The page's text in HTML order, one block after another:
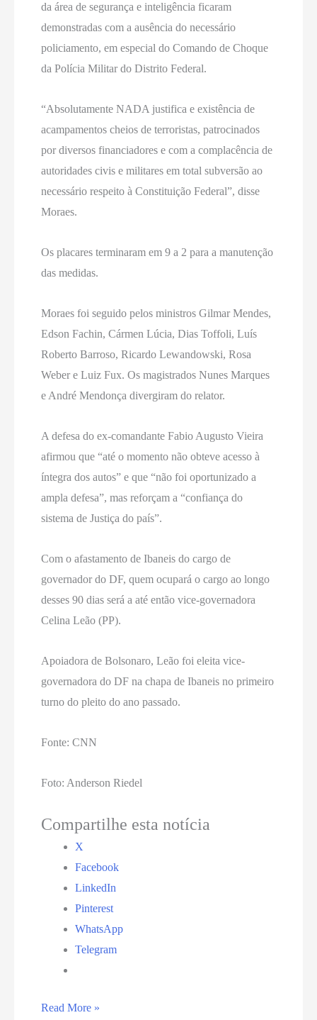
da área de segurança e inteligência ficaram
demonstradas com a ausência do necessário
policiamento, em especial do Comando de Choque
da Polícia Militar do Distrito Federal.
“Absolutamente NADA justifica e existência de
acampamentos cheios de terroristas, patrocinados
por diversos financiadores e com a complacência de
autoridades civis e militares em total subversão ao
necessário respeito à Constituição Federal”, disse
Moraes.
Os placares terminaram em 9 a 2 para a manutenção
das medidas.
Moraes foi seguido pelos ministros Gilmar Mendes,
Edson Fachin, Cármen Lúcia, Dias Toffoli, Luís
Roberto Barroso, Ricardo Lewandowski, Rosa
Weber e Luiz Fux. Os magistrados Nunes Marques
e André Mendonça divergiram do relator.
A defesa do ex-comandante Fabio Augusto Vieira
afirmou que “até o momento não obteve acesso à
íntegra dos autos” e que “não foi oportunizado a
ampla defesa”, mas reforçam a “confiança do
sistema de Justiça do país”.
Com o afastamento de Ibaneis do cargo de
governador do DF, quem ocupará o cargo ao longo
desses 90 dias será a até então vice-governadora
Celina Leão (PP).
Apoiadora de Bolsonaro, Leão foi eleita vice-
governadora do DF na chapa de Ibaneis no primeiro
turno do pleito do ano passado.
Fonte: CNN
Foto: Anderson Riedel
Compartilhe esta notícia
X
Facebook
LinkedIn
Pinterest
WhatsApp
Telegram
STF
Read More »